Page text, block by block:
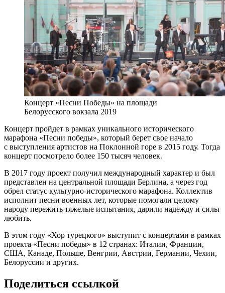
Концерт «Песни Победы» на площади
Белорусского вокзала 2019
Концерт пройдет в рамках уникального исторического
марафона «Песни победы», который берет свое начало
с выступления артистов на Поклонной горе в 2015 году. Тогда
концерт посмотрело более 150 тысяч человек.
В 2017 году проект получил международный характер и был
представлен на центральной площади Берлина, а через год
обрел статус культурно-исторического марафона. Коллектив
исполнит песни военных лет, которые помогали целому
народу пережить тяжелые испытания, дарили надежду и силы
любить.
В этом году «Хор турецкого» выступит с концертами в рамках
проекта «Песни победы» в 12 странах: Италии, Франции,
США, Канаде, Польше, Венгрии, Австрии, Германии, Чехии,
Белоруссии и других.
Поделиться ссылкой